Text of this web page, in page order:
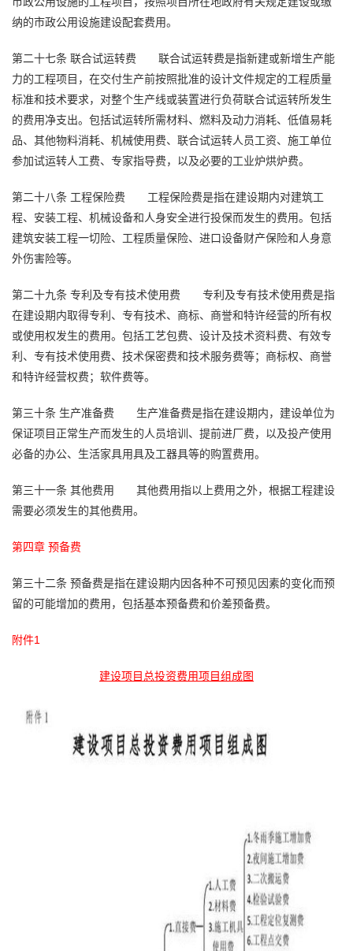
纳的市政公用设施建设配套费用。
第二十七条 联合试运转费 联合试运转费是指新建或新增生产能
力的工程项目，在交付生产前按照批准的设计文件规定的工程质量
标准和技术要求，对整个生产线或装置进行负荷联合试运转所发生
的费用净支出。包括试运转所需材料、燃料及动力消耗、低值易耗
品、其他物料消耗、机械使用费、联合试运转人员工资、施工单位
参加试运转人工费、专家指导费，以及必要的工业炉烘炉费。
第二十八条 工程保险费 工程保险费是指在建设期内对建筑工
程、安装工程、机械设备和人身安全进行投保而发生的费用。包括
建筑安装工程一切险、工程质量保险、进口设备财产保险和人身意
外伤害险等。
第二十九条 专利及专有技术使用费 专利及专有技术使用费是指
在建设期内取得专利、专有技术、商标、商誉和特许经营的所有权
或使用权发生的费用。包括工艺包费、设计及技术资料费、有效专
利、专有技术使用费、技术保密费和技术服务费等；商标权、商誉
和特许经营权费；软件费等。
第三十条 生产准备费 生产准备费是指在建设期内，建设单位为
保证项目正常生产而发生的人员培训、提前进厂费，以及投产使用
必备的办公、生活家具用具及工器具等的购置费用。
第三十一条 其他费用
其他费用指以上费用之外，根据工程建设
需要必须发生的其他费用。
第四章 预备费
第三十二条 预备费是指在建设期内因各种不可预见因素的变化而预
留的可能增加的费用，包括基本预备费和价差预备费。
附件1
建设项目总投资费用项目组成图